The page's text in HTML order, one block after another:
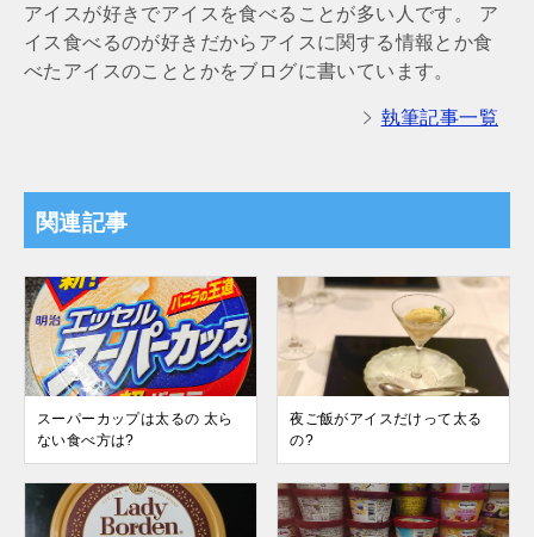
アイスが好きでアイスを食べることが多い人です。 ア
イス食べるのが好きだからアイスに関する情報とか食
べたアイスのこととかをブログに書いています。
執筆記事一覧
関連記事
スーパーカップは太るの 太ら
ない食べ方は?
夜ご飯がアイスだけって太る
の?